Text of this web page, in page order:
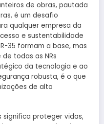
de obras, pautada
é um desafio
qualquer empresa da
e sustentabilidade
35 formam a base, mas
todas as NRs
da tecnologia e ao
robusta, é o que
de alto
significa proteger vidas,